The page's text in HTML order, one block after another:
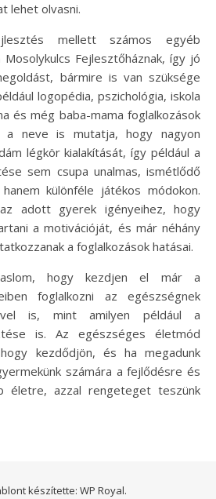
lehet olvasni.
mellett számos egyéb
Fejlesztőháznak, így jó
bármire is van szüksége
logopédia, pszichológia, iskola
és még baba-mama foglalkozások
a neve is mutatja, hogy nagyon
légkör kialakítását, így például a
sem csupa unalmas, ismétlődő
különféle játékos módokon.
az adott gyerek igényeihez, hogy
a motivációját, és már néhány
a foglalkozások hatásai.
hogy kezdjen el már a
foglalkozni az egészségnek
is, mint amilyen például a
is. Az egészséges életmód
kezdődjön, és ha megadunk
számára a fejlődésre és
életre, azzal rengeteget teszünk
készítette: WP Royal.